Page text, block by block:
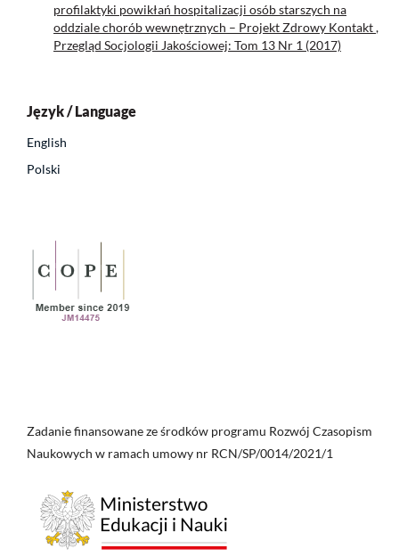
profilaktyki powikłań hospitalizacji osób starszych na
oddziale chorób wewnętrznych – Projekt Zdrowy Kontakt,
Przegląd Socjologii Jakościowej: Tom 13 Nr 1 (2017)
Język / Language
English
Polski
Zadanie finansowane ze środków programu Rozwój Czasopism
Naukowych w ramach umowy nr RCN/SP/0014/2021/1